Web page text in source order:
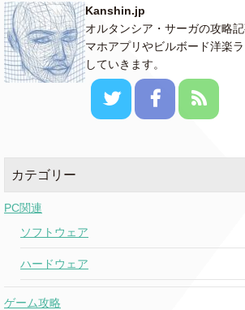
Kanshin.jp
オルタンシア・サーガの攻略
マホアプリやビルボード洋楽
していきます。
カテゴリー
PC関連
ソフトウェア
ハードウェア
ゲーム攻略